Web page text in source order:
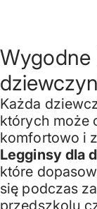
Wygodne
Każda
których może
komfortowo i
Legginsy dla
które
się podczas
przedszkolu